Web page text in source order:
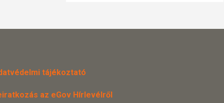
tájékoztató
az eGov Hírlevélről